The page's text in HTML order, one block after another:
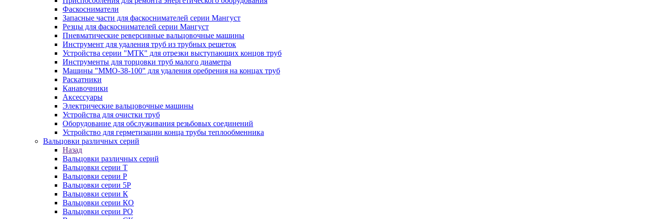
Фаскосниматели
Запасные части для фаскоснимателей серии Мангуст
Резцы для фаскоснимателей серии Мангуст
Пневматические реверсивные вальцовочные машины
Инструмент для удаления труб из трубных решеток
Устройства серии "МТК" для отрезки выступающих концов труб
Инструменты для торцовки труб малого диаметра
Машины "ММО-38-100" для удаления оребрения на концах труб
Раскатники
Канавочники
Аксессуары
Электрические вальцовочные машины
Устройства для очистки труб
Оборудование для обслуживания резьбовых соединений
Устройство для герметизации конца трубы теплообменника
Вальцовки различных серий
Назад
Вальцовки различных серий
Вальцовки серии Т
Вальцовки серии Р
Вальцовки серии 5Р
Вальцовки серии К
Вальцовки серии КО
Вальцовки серии РО